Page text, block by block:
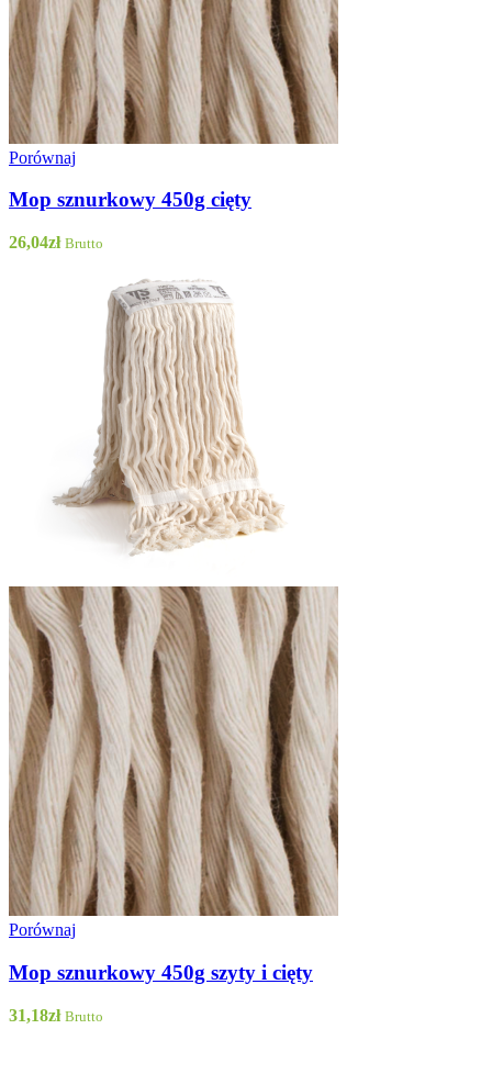
Porównaj
Mop sznurkowy 450g cięty
26,04zł Brutto
Porównaj
Mop sznurkowy 450g szyty i cięty
31,18zł Brutto